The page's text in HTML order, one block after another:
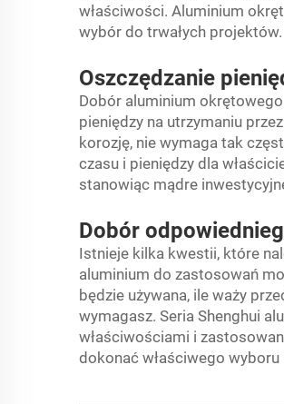
właściwości. Aluminium
wybór do trwałych projektów.
Oszczędzanie
Dobór aluminium okrętowego
pieniędzy na utrzymaniu
korozję, nie wymaga tak
czasu i pieniędzy dla
stanowiąc mądre
Dobór
Istnieje kilka kwestii, które
aluminium do zastosowań
będzie używana, ile waży
wymagasz. Seria Shenghui
właściwościami i
dokonać właściwego